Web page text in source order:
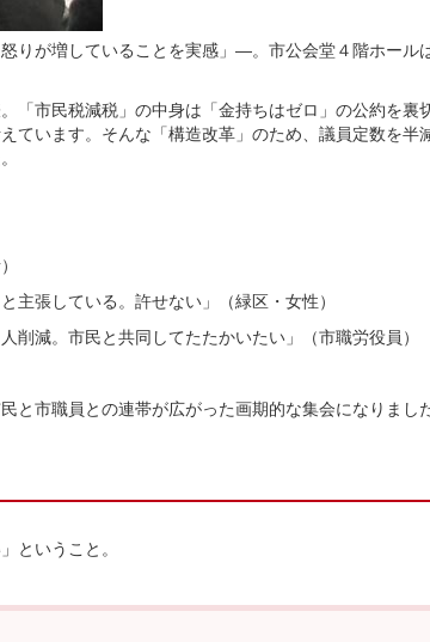
りが増していることを実感」―。市公会堂４階ホール
「市民税減税」の中身は「金持ちはゼロ」の公約を裏
ています。そんな「構造改革」のため、議員定数を半
張している。許せない」（緑区・女性）
減。市民と共同してたたかいたい」（市職労役員）
市職員との連帯が広がった画期的な集会になりました
ということ。